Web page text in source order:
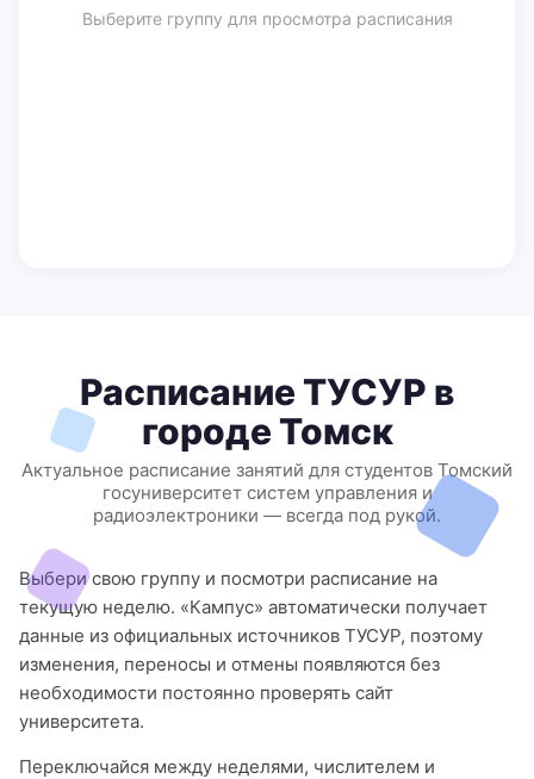
Выберите группу для просмотра расписания
Расписание ТУСУР в
городе Томск
Актуальное расписание занятий для студентов Томский
госуниверситет систем управления и
радиоэлектроники — всегда под рукой.
Выбери свою группу и посмотри расписание на
текущую неделю. «Кампус» автоматически получает
данные из официальных источников ТУСУР, поэтому
изменения, переносы и отмены появляются без
необходимости постоянно проверять сайт
университета.
Переключайся между неделями, числителем и